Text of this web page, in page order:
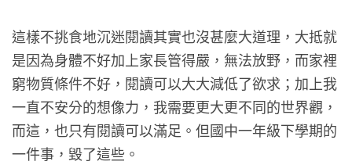
這樣不挑食地沉迷閱讀其實也沒甚麼大道理，大抵就
是因為身體不好加上家長管得嚴，無法放野，而家裡
窮物質條件不好，閱讀可以大大減低了欲求；加上我
一直不安分的想像力，我需要更大更不同的世界觀，
而這，也只有閱讀可以滿足。但國中一年級下學期的
一件事，毀了這些。